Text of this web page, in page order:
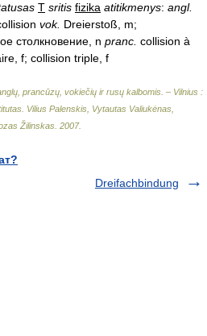
T sritis fizika atitikmenys: angl.
vok. Dreierstoß, m;
столкновение, n pranc. collision à
f; collision triple, f
prancūzų, vokiečių ir rusų kalbomis. – Vilnius :
Vilius Palenskis, Vytautas Valiukėnas,
Žilinskas 2007.
Dreifachbindung